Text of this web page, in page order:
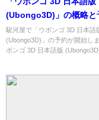
(Ubongo3D)」の概略と
可能なショップ紹介！
駿河屋で「ウボンゴ 3D 日本語
(Ubongo3D)」の予約が開始し
ボンゴ 3D 日本語版